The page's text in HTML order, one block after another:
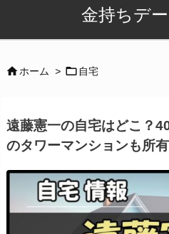
金持ちデ
ホーム >  自宅
遠藤憲一の自宅はどこ？
のタワーマンションも所有